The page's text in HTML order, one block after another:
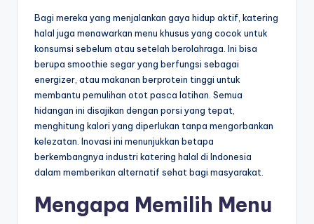
Bagi mereka yang menjalankan gaya hidup aktif, katering
halal juga menawarkan menu khusus yang cocok untuk
konsumsi sebelum atau setelah berolahraga. Ini bisa
berupa smoothie segar yang berfungsi sebagai
energizer, atau makanan berprotein tinggi untuk
membantu pemulihan otot pasca latihan. Semua
hidangan ini disajikan dengan porsi yang tepat,
menghitung kalori yang diperlukan tanpa mengorbankan
kelezatan. Inovasi ini menunjukkan betapa
berkembangnya industri katering halal di Indonesia
dalam memberikan alternatif sehat bagi masyarakat.
Mengapa Memilih Menu